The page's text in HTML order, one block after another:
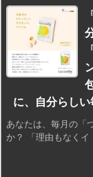
に、自分らしい
あなたは、毎月の「
か？ 「理由もなくイ